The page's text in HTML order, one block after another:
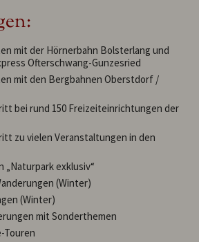
mit der Hörnerbahn Bolsterlang und
Ofterschwang-Gunzesried
mit den Bergbahnen Oberstdorf /
bei rund 150 Freizeiteinrichtungen der
zu vielen Veranstaltungen in den
„Naturpark exklusiv“
(Winter)
(Winter)
mit Sonderthemen
Touren